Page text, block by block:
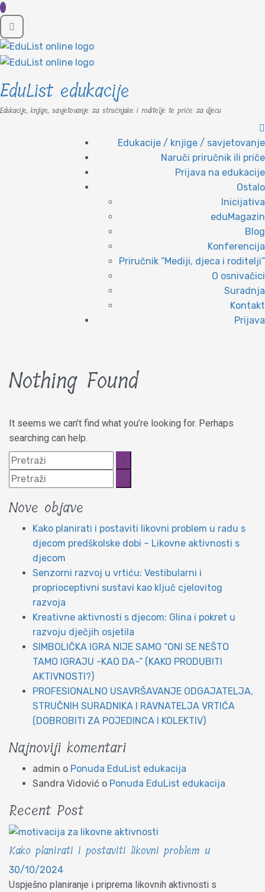
EduList edukacije
Edukacije, knjige, savjetovanje za stručnjake i roditelje te priče za djecu
Edukacije / knjige / savjetovanje
Naruči priručnik ili priče
Prijava na edukacije
Ostalo
Inicijativa
eduMagazin
Blog
Konferencija
Priručnik “Mediji, djeca i roditelji”
O osnivačici
Suradnja
Kontakt
Prijava
Nothing Found
It seems we can’t find what you’re looking for. Perhaps
searching can help.
Nove objave
Kako planirati i postaviti likovni problem u radu s
djecom predškolske dobi – Likovne aktivnosti s
djecom
Senzorni razvoj u vrtiću: Vestibularni i
proprioceptivni sustavi kao ključ cjelovitog
razvoja
Kreativne aktivnosti s djecom: Glina i pokret u
razvoju dječjih osjetila
SIMBOLIČKA IGRA NIJE SAMO “ONI SE NEŠTO
TAMO IGRAJU -KAO DA-” (KAKO PRODUBITI
AKTIVNOSTI?)
PROFESIONALNO USAVRŠAVANJE ODGAJATELJA,
STRUČNIH SURADNIKA I RAVNATELJA VRTIĆA
(DOBROBITI ZA POJEDINCA I KOLEKTIV)
Najnoviji komentari
admin o Ponuda EduList edukacija
Sandra Vidović o Ponuda EduList edukacija
Recent Post
Kako planirati i postaviti likovni problem u
30/10/2024
Uspješno planiranje i priprema likovnih aktivnosti s